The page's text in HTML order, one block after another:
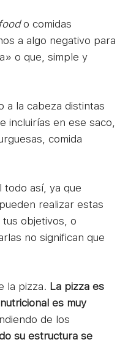
o comidas
a algo negativo para
o que, simple y
a la cabeza distintas
incluirías en ese saco,
comida
todo así, ya que
realizar estas
tus objetivos, o
no significan que
la pizza. La pizza es
es muy
de los
su estructura se